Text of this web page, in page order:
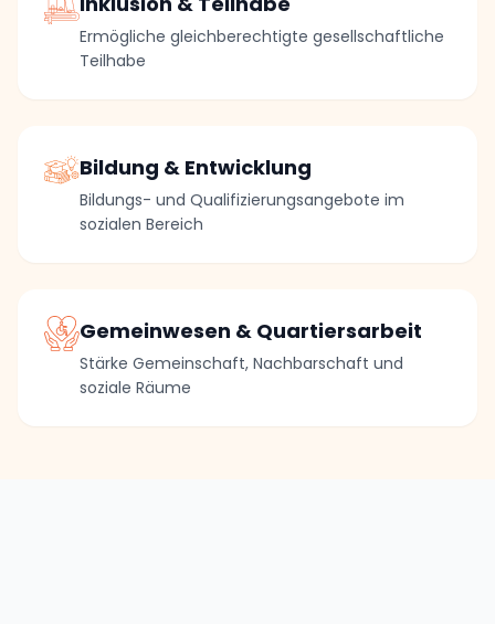
Ermögliche gleichberechtigte gesellschaftliche
Teilhabe
Bildung & Entwicklung
Bildungs- und Qualifizierungsangebote im
sozialen Bereich
Gemeinwesen & Quartiersarbeit
Stärke Gemeinschaft, Nachbarschaft und
soziale Räume